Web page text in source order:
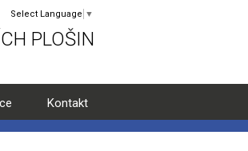
Select Language ▼
PLOŠIN
Kontakt